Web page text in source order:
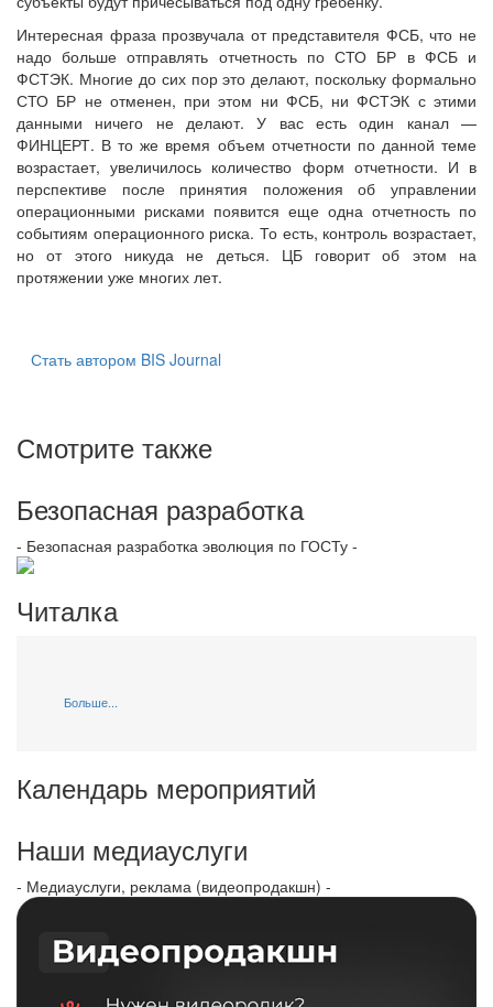
Интересная фраза прозвучала от представителя ФСБ, что не
надо больше отправлять отчетность по СТО БР в ФСБ и
ФСТЭК. Многие до сих пор это делают, поскольку формально
СТО БР не отменен, при этом ни ФСБ, ни ФСТЭК с этими
данными ничего не делают. У вас есть один канал —
ФИНЦЕРТ. В то же время объем отчетности по данной теме
возрастает, увеличилось количество форм отчетности. И в
перспективе после принятия положения об управлении
операционными рисками появится еще одна отчетность по
событиям операционного риска. То есть, контроль возрастает,
но от этого никуда не деться. ЦБ говорит об этом на
протяжении уже многих лет.
Стать автором BIS Journal
Смотрите также
Безопасная разработка
- Безопасная разработка эволюция по ГОСТу -
Читалка
Больше...
Календарь мероприятий
Наши медиауслуги
- Медиауслуги, реклама (видеопродакшн) -